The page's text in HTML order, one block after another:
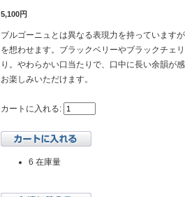
5,100円
ブルゴーニュとは異なる表現力を持っています
を想わせます。ブラックベリーやブラックチェ
り。やわらかい口当たりで、口中に長い余韻が
お楽しみいただけます。
カートに入れる:
6 在庫量